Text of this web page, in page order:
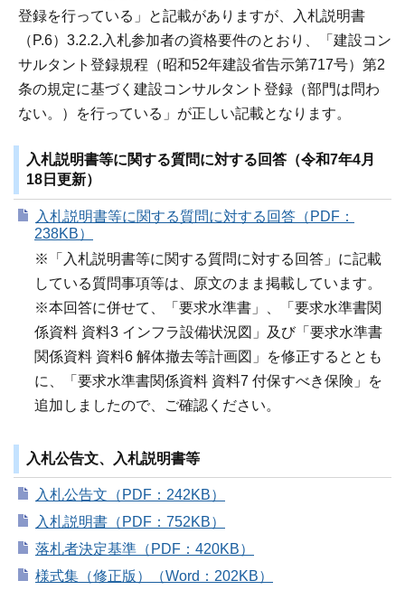
登録を行っている」と記載がありますが、入札説明書
（P.6）3.2.2.入札参加者の資格要件のとおり、「建設コン
サルタント登録規程（昭和52年建設省告示第717号）第2
条の規定に基づく建設コンサルタント登録（部門は問わ
ない。）を行っている」が正しい記載となります。
入札説明書等に関する質問に対する回答（令和7年4月
18日更新）
入札説明書等に関する質問に対する回答（PDF：
238KB）
※「入札説明書等に関する質問に対する回答」に記載
している質問事項等は、原文のまま掲載しています。
※本回答に併せて、「要求水準書」、「要求水準書関
係資料 資料3 インフラ設備状況図」及び「要求水準書
関係資料 資料6 解体撤去等計画図」を修正するととも
に、「要求水準書関係資料 資料7 付保すべき保険」を
追加しましたので、ご確認ください。
入札公告文、入札説明書等
入札公告文（PDF：242KB）
入札説明書（PDF：752KB）
落札者決定基準（PDF：420KB）
様式集（修正版）（Word：202KB）